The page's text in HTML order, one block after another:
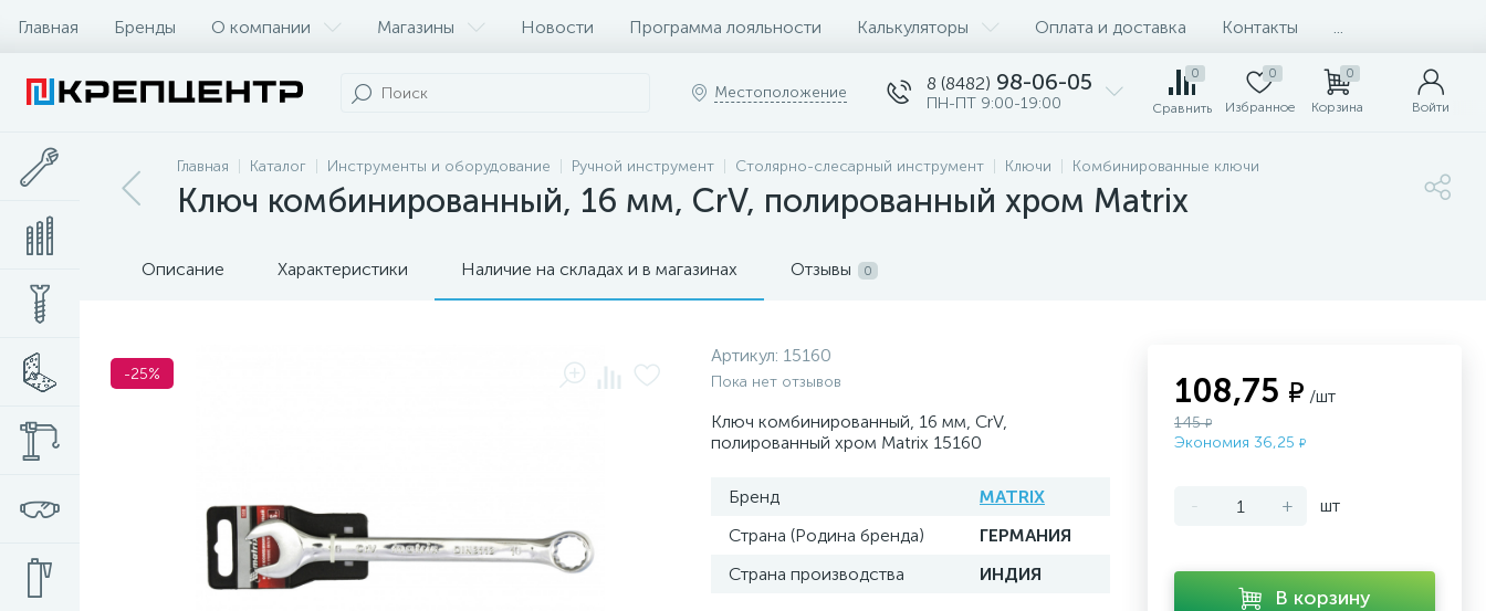
Главная Бренды О компании Магазины Новости Программа лояльности Калькуляторы Оплата и доставка Контакты
Местоположение 8 (8482) 98-06-05
ПН-ПТ 9:00-19:00
0
Сравнить
0
Избранное
0
Корзина Войти
Главная Каталог Инструменты и оборудование Ручной инструмент Столярно-слесарный инструмент Ключи Комбинированные ключи
Ключ комбинированный, 16 мм, CrV, полированный хром Matrix
Описание Характеристики Наличие на складах и в магазинах Отзывы 0
-25%
Артикул: 15160
Пока нет отзывов
Ключ комбинированный, 16 мм, CrV,
полированный хром Matrix 15160
Бренд
MATRIX
Страна (Родина бренда)
ГЕРМАНИЯ
Страна производства
ИНДИЯ
108,75 ₽ /шт
145₽
Экономия 36,25 ₽
- + шт
В корзину